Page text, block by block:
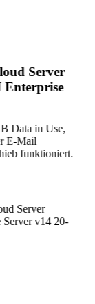
Server
Data in Use,
E-Mail
funktioniert.
Server
v14 20-